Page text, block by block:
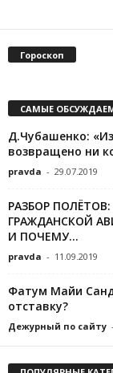
Гороскоп
САМЫЕ
Д.Чубашенко:
возвращено ни
pravda - 29.07.2019
РАЗБОР
ГРАЖДАНСКОЙ
И ПОЧЕМУ...
pravda - 11.09.2019
Фатум Майи
отставку?
Дежурный по сайту -